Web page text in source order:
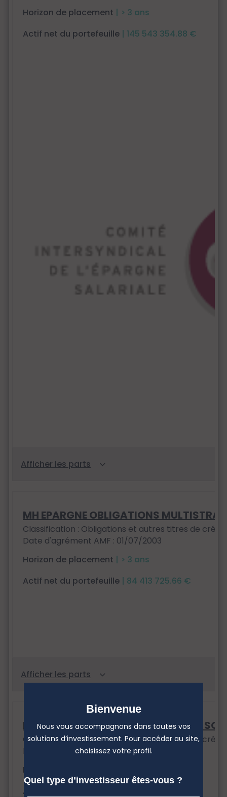
Horizon de placement | > 3 ans
Actif net du portefeuille | 145 543 354.88 €
MH EPARGNE OBLIGATIONS
Classification : Obligations et autres titres de
Date d'agrément AMF : 01/07/2003
Horizon de placement | > 3 ans
Actif net du portefeuille | 84 413 725.66 €
MH EPARGNE OBLIGATIONS IMPACT
Classification : Obligations et autres titres de
Date d'agrément AMF : 21/04/2023
Horizon de placement
Actif net du portefeuille
Bienvenue
Nous vous accompagnons dans toutes vos
solutions d’investissement. Pour accéder au site,
choisissez votre profil.
Quel type d’investisseur êtes-vous ?